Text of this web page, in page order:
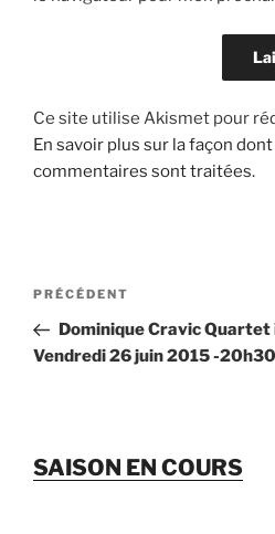
Ce site utilise Akismet pour
En savoir plus sur la façon
commentaires sont traitées.
Navigation
l’article
Article
précédent
PRÉCÉDENT
Dominique Cravic
Vendredi 26 juin 2015 -20h30
SAISON EN COURS